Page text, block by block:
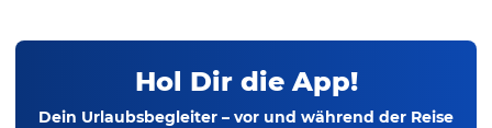
Hol Dir die App!
Dein Urlaubsbegleiter – vor und während der Reise